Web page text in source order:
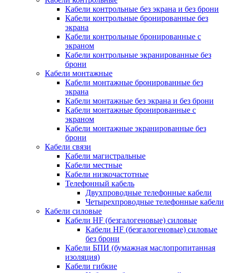
Кабели контрольные без экрана и без брони
Кабели контрольные бронированные без
экрана
Кабели контрольные бронированные с
экраном
Кабели контрольные экранированные без
брони
Кабели монтажные
Кабели монтажные бронированные без
экрана
Кабели монтажные без экрана и без брони
Кабели монтажные бронированные с
экраном
Кабели монтажные экранированные без
брони
Кабели связи
Кабели магистральные
Кабели местные
Кабели низкочастотные
Телефонный кабель
Двухпроводные телефонные кабели
Четырехпроводные телефонные кабели
Кабели силовые
Кабели HF (безгалогеновые) силовые
Кабели HF (безгалогеновые) силовые
без брони
Кабели БПИ (бумажная маслопропитанная
изоляция)
Кабели гибкие